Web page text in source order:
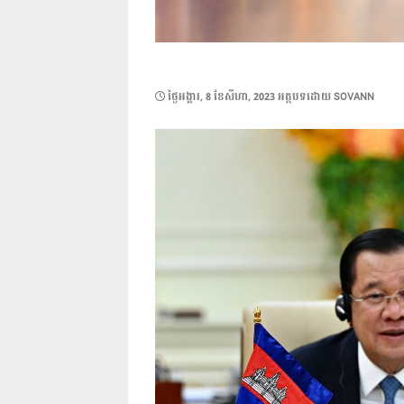
POSTED
ថ្ងៃ​អង្គារ, 8 ខែ​សីហា, 2023អត្ថបទដោយSOVANN